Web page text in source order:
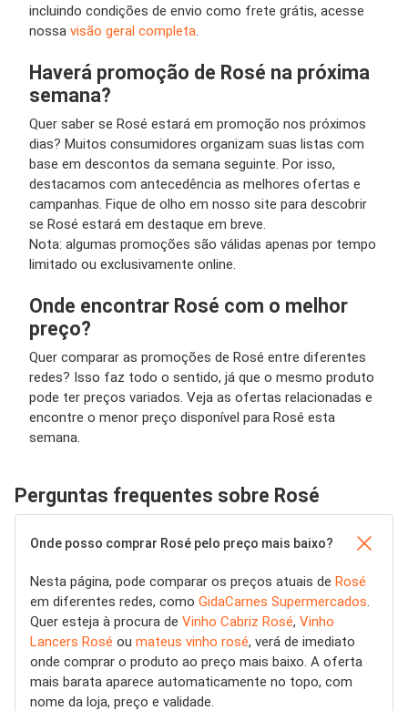
incluindo condições de envio como frete grátis, acesse
nossa visão geral completa
Haverá promoção de Rosé na próxima
semana?
Quer saber se Rosé estará em promoção nos próximos
dias? Muitos consumidores organizam suas listas com
base em descontos da semana seguinte. Por isso,
destacamos com antecedência as melhores ofertas e
campanhas. Fique de olho em nosso site para descobrir
se Rosé estará em destaque em breve.
Nota: algumas promoções são válidas apenas por tempo
limitado ou exclusivamente online.
Onde encontrar Rosé com o melhor
preço?
Quer comparar as promoções de Rosé entre diferentes
redes? Isso faz todo o sentido, já que o mesmo produto
pode ter preços variados. Veja as ofertas relacionadas e
encontre o menor preço disponível para Rosé esta
semana.
Perguntas frequentes sobre Rosé
Onde posso comprar Rosé pelo preço mais baixo?
Nesta página, pode comparar os preços atuais de Rosé
em diferentes redes, como GidaCarnes Supermercados
Quer esteja à procura de Vinho Cabriz Rosé, Vinho
Lancers Rosé ou mateus vinho rosé, verá de imediato
onde comprar o produto ao preço mais baixo. A oferta
mais barata aparece automaticamente no topo, com
nome da loja, preço e validade.